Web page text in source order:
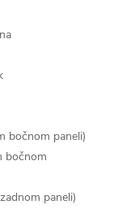
bočnom paneli)
bočnom
paneli)